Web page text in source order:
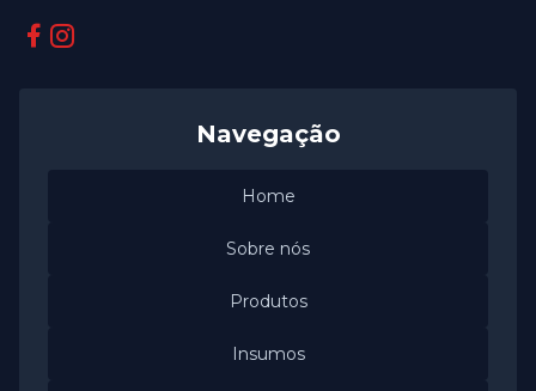
Facebook
Navegação
Home
Sobre nós
Produtos
Insumos